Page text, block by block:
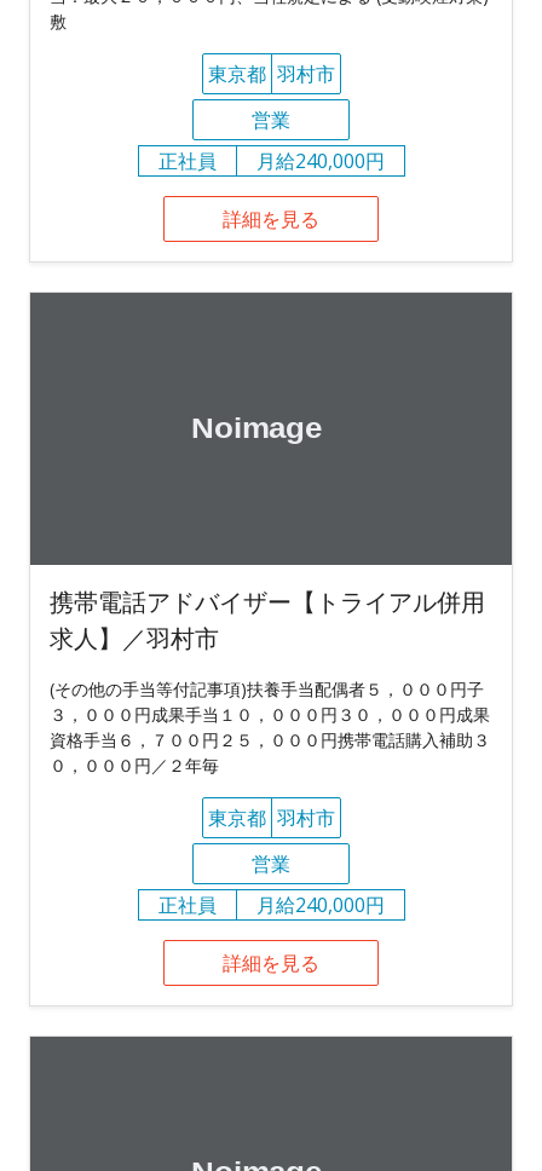
敷
東京都 羽村市
営業
正社員
月給240,000円
詳細を見る
携帯電話アドバイザー【トライアル併用
求人】／羽村市
(その他の手当等付記事項)扶養手当配偶者５，０００円子
３，０００円成果手当１０，０００円３０，０００円成果
資格手当６，７００円２５，０００円携帯電話購入補助３
０，０００円／２年毎
東京都 羽村市
営業
正社員
月給240,000円
詳細を見る